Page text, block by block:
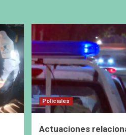
Policiales
Actuaciones